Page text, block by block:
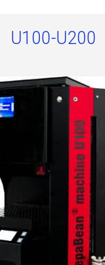
U100-U200